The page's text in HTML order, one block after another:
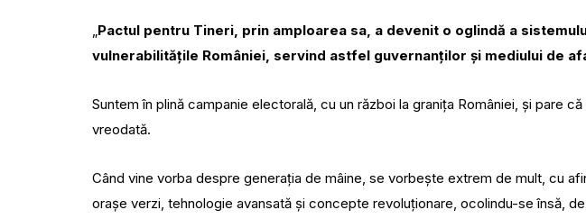
„Pactul pentru Tineri, prin amploarea sa, a devenit o oglindă a
vulnerabilitățile României, servind astfel guvernanților și mediului de
Suntem în plină campanie electorală, cu un război la granița României, și pare
vreodată.
Când vine vorba despre generația de mâine, se vorbește extrem de mult, cu
orașe verzi, tehnologie avansată și concepte revoluționare, ocolindu-se însă,